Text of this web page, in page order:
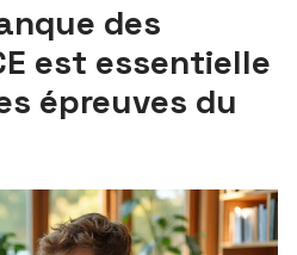
des
est essentielle
épreuves du